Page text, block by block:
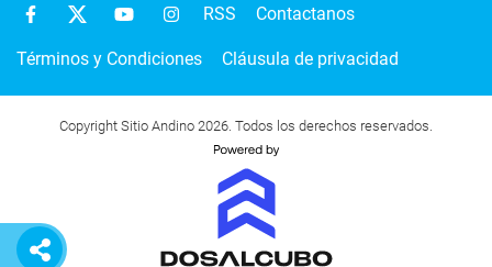
RSS Contactanos
Términos y Condiciones Cláusula de privacidad
Copyright Sitio Andino 2026. Todos los derechos reservados.